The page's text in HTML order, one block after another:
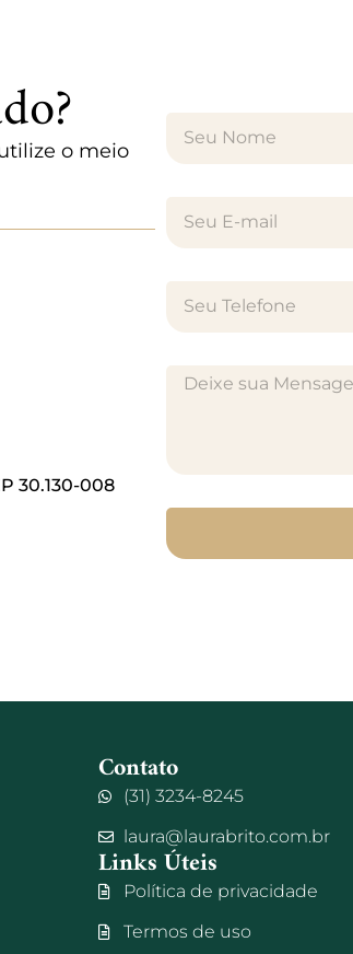
o meio
30.130-008
Contato
(31) 3234-8245
laura@laurabrito.com.br
Links Úteis
Política de privacidade
Termos de uso